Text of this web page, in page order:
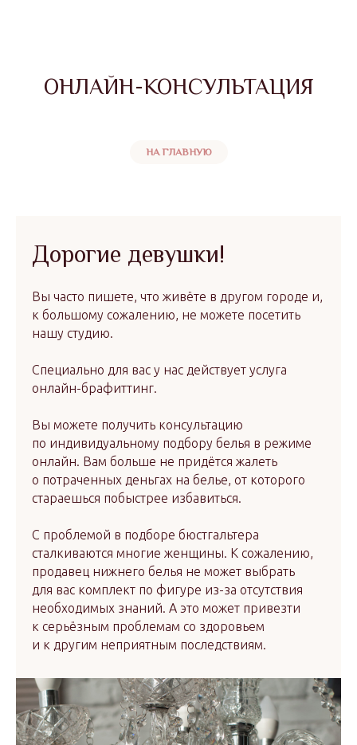
ОНЛАЙН-КОНСУЛЬТАЦИЯ
НА ГЛАВНУЮ
Дорогие девушки!
Вы часто пишете, что живёте в другом городе и,
к большому сожалению, не можете посетить
нашу студию.
Специально для вас у нас действует услуга
онлайн-брафиттинг.
Вы можете получить консультацию
по индивидуальному подбору белья в режиме
онлайн. Вам больше не придётся жалеть
о потраченных деньгах на белье, от которого
стараешься побыстрее избавиться.
С проблемой в подборе бюстгальтера
сталкиваются многие женщины. К сожалению,
продавец нижнего белья не может выбрать
для вас комплект по фигуре из-за отсутствия
необходимых знаний. А это может привезти
к серьёзным проблемам со здоровьем
и к другим неприятным последствиям.